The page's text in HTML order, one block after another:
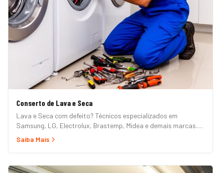
Conserto de Lava e Seca
Lava e Seca com defeito? Técnicos especializados em
Samsung, LG, Electrolux, Brastemp, Midea e demais marcas.
Erros de painel, não centrifuga, não seca, vazamento e mais.
Saiba Mais